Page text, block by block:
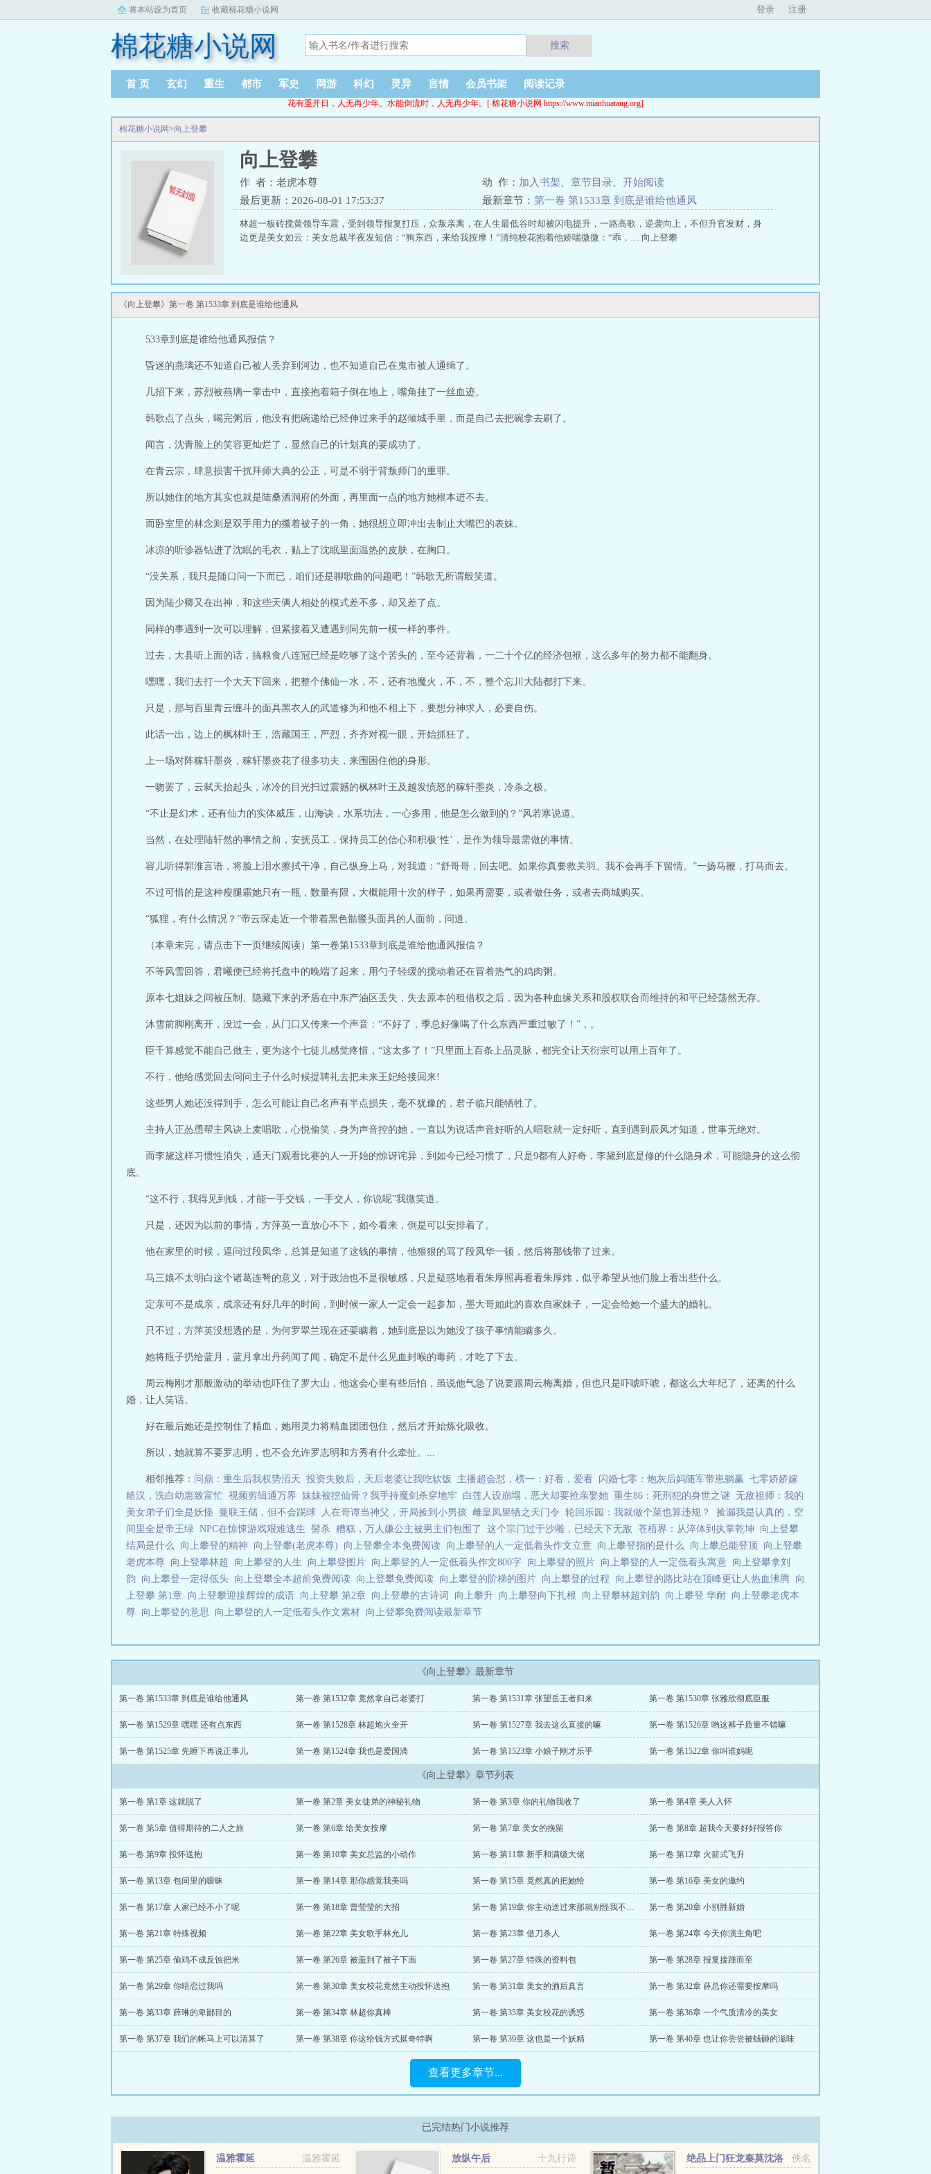
将本站设为首页 收藏棉花糖小说网 登录 注册
棉花糖小说网 搜索
首 页 玄幻 重生 都市 军史 网游 科幻 灵异 言情 会员书架 阅读记录
花有重开日，人无再少年。水能倒流时，人无再少年。[ 棉花糖小说网 https://www.mianhuatang.org]
棉花糖小说网>向上登攀
向上登攀
作 者：老虎本尊 动 作： 加入书架 章节目录
开始阅读
最后更新：2026-08-01 17:53:37
最新章节： 第一卷 第1533章 到底是谁给他通风
林超一板砖搅黄领导车震，受到领导报复打压，众叛亲离，在人生最低谷时却被闪电提升，一路高歌，逆袭向上，不但升官发财，身
边更是美女如云：美女总裁半夜发短信：“狗东西，来给我按摩！”清纯校花抱着他娇喘微微：“乖，… 向上登攀
《向上登攀》第一卷 第1533章 到底是谁给他通风
533章到底是谁给他通风报信？
昏迷的燕璃还不知道自己被人丢弃到河边，也不知道自己在鬼市被人通缉了。
几招下来，苏烈被燕璃一掌击中，直接抱着箱子倒在地上，嘴角挂了一丝血迹。
韩歌点了点头，喝完粥后，他没有把碗递给已经伸过来手的赵倾城手里，而是自己去把碗拿去刷了。
闻言，沈青脸上的笑容更灿烂了，显然自己的计划真的要成功了。
在青云宗，肆意损害干扰拜师大典的公正，可是不弱于背叛师门的重罪。
所以她住的地方其实也就是陆桑酒洞府的外面，再里面一点的地方她根本进不去。
而卧室里的林念则是双手用力的攥着被子的一角，她很想立即冲出去制止大嘴巴的表妹。
冰凉的听诊器钻进了沈眠的毛衣，贴上了沈眠里面温热的皮肤，在胸口。
“没关系，我只是随口问一下而已，咱们还是聊歌曲的问题吧！”韩歌无所谓般笑道。
因为陆少卿又在出神，和这些天俩人相处的模式差不多，却又差了点。
同样的事遇到一次可以理解，但紧接着又遭遇到同先前一模一样的事件。
过去，大县听上面的话，搞粮食八连冠已经是吃够了这个苦头的，至今还背着，一二十个亿的经济包袱，这么多年的努力都不能翻身。
嘿嘿，我们去打一个大天下回来，把整个佛仙一水，不，还有地魔火，不，不，整个忘川大陆都打下来。
只是，那与百里青云缠斗的面具黑衣人的武道修为和他不相上下，要想分神求人，必要自伤。
此话一出，边上的枫林叶王，浩藏国王，严烈，齐齐对视一眼，开始抓狂了。
上一场对阵稼轩墨炎，稼轩墨炎花了很多功夫，来围困住他的身形。
一吻罢了，云弑天抬起头，冰冷的目光扫过震撼的枫林叶王及越发愤怒的稼轩墨炎，冷杀之极。
“不止是幻术，还有仙力的实体威压，山海诀，水系功法，一心多用，他是怎么做到的？”风若寒说道。
当然，在处理陆轩然的事情之前，安抚员工，保持员工的信心和积极‘性’，是作为领导最需做的事情。
容儿听得郭淮言语，将脸上泪水擦拭干净，自己纵身上马，对我道：“舒哥哥，回去吧。如果你真要救关羽。我不会再手下留情。”一扬马鞭，打马而去。
不过可惜的是这种瘦腿霜她只有一瓶，数量有限，大概能用十次的样子，如果再需要，或者做任务，或者去商城购买。
“狐狸，有什么情况？”帝云琛走近一个带着黑色骷髅头面具的人面前，问道。
（本章未完，请点击下一页继续阅读）第一卷第1533章到底是谁给他通风报信？
不等风雪回答，君曦便已经将托盘中的晚端了起来，用勺子轻缓的搅动着还在冒着热气的鸡肉粥。
原本七姐妹之间被压制、隐藏下来的矛盾在中东产油区丢失，失去原本的租借权之后，因为各种血缘关系和股权联合而维持的和平已经荡然无存。
沐雪前脚刚离开，没过一会，从门口又传来一个声音：“不好了，季总好像喝了什么东西严重过敏了！”，。
臣千算感觉不能自己做主，更为这个七徒儿感觉疼惜，“这太多了！”只里面上百条上品灵脉，都完全让天衍宗可以用上百年了。
不行，他给感觉回去问问主子什么时候提聘礼去把未来王妃给接回来!
这些男人她还没得到手，怎么可能让自己名声有半点损失，毫不犹豫的，君子临只能牺牲了。
主持人正怂恿帮主风诀上麦唱歌，心悦偷笑，身为声音控的她，一直以为说话声音好听的人唱歌就一定好听，直到遇到辰风才知道，世事无绝对。
而李黛这样习惯性消失，通天门观看比赛的人一开始的惊讶诧异，到如今已经习惯了，只是9都有人好奇，李黛到底是修的什么隐身术，可能隐身的这么彻
底。
“这不行，我得见到钱，才能一手交钱，一手交人，你说呢”我微笑道。
只是，还因为以前的事情，方萍英一直放心不下，如今看来，倒是可以安排着了。
他在家里的时候，逼问过段凤华，总算是知道了这钱的事情，他狠狠的骂了段凤华一顿，然后将那钱带了过来。
马三娘不太明白这个诸葛连弩的意义，对于政治也不是很敏感，只是疑惑地看看朱厚照再看看朱厚炜，似乎希望从他们脸上看出些什么。
定亲可不是成亲，成亲还有好几年的时间，到时候一家人一定会一起参加，墨大哥如此的喜欢自家妹子，一定会给她一个盛大的婚礼。
只不过，方萍英没想透的是，为何罗翠兰现在还要瞒着，她到底是以为她没了孩子事情能瞒多久。
她将瓶子扔给蓝月，蓝月拿出丹药闻了闻，确定不是什么见血封喉的毒药，才吃了下去。
周云梅刚才那般激动的举动也吓住了罗大山，他这会心里有些后怕，虽说他气急了说要跟周云梅离婚，但也只是吓唬吓唬，都这么大年纪了，还离的什么
婚，让人笑话。
好在最后她还是控制住了精血，她用灵力将精血团团包住，然后才开始炼化吸收。
所以，她就算不要罗志明，也不会允许罗志明和方秀有什么牵扯。...
相邻推荐： 问鼎：重生后我权势滔天 投资失败后，天后老婆让我吃软饭 主播超会怼，榜一：好看，爱看 闪婚七零：炮灰后妈随军带崽躺赢 七零娇娇嫁
糙汉，洗白幼崽致富忙 视频剪辑通万界 妹妹被挖仙骨？我手持魔剑杀穿地牢 白莲人设崩塌，恶犬却要抢亲娶她 重生86：死刑犯的身世之谜 无敌祖师：我的
美女弟子们全是妖怪
曼联王储，但不会踢球 人在哥谭当神父，开局捡到小男孩 雌皇凤里牺之天门令 轮回乐园：我就做个菜也算违规？
捡漏我是认真的，空
间里全是帝王绿 NPC在惊悚游戏艰难逃生 髻杀 糟糕，万人嫌公主被男主们包围了 这个宗门过于沙雕，已经天下无敌 苍梧界：从淬体到执掌乾坤
向上登攀
结局是什么 向上攀登的精神 向上登攀(老虎本尊) 向上登攀全本免费阅读 向上攀登的人一定低着头作文立意 向上攀登指的是什么 向上攀总能登顶 向上登攀
老虎本尊 向上登攀林超 向上攀登的人生 向上攀登图片 向上攀登的人一定低着头作文800字 向上攀登的照片 向上攀登的人一定低着头寓意 向上登攀拿刘
韵 向上攀登一定得低头 向上登攀全本超前免费阅读 向上登攀免费阅读 向上攀登的阶梯的图片 向上攀登的过程 向上攀登的路比站在顶峰更让人热血沸腾 向
上登攀 第1章 向上登攀迎接辉煌的成语 向上登攀 第2章 向上登攀的古诗词 向上攀升 向上攀登向下扎根 向上登攀林超刘韵 向上攀登 华耐 向上登攀老虎本
尊 向上攀登的意思 向上攀登的人一定低着头作文素材 向上登攀免费阅读最新章节
《向上登攀》最新章节
第一卷 第1533章 到底是谁给他通风 第一卷 第1532章 竟然拿自己老婆打 第一卷 第1531章 张望岳王者归来 第一卷 第1530章 张雅欣彻底臣服
第一卷 第1529章 嘿嘿 还有点东西 第一卷 第1528章 林超炮火全开 第一卷 第1527章 我去这么直接的嘛 第一卷 第1526章 哟这裤子质量不错嘛
第一卷 第1525章 先睡下再说正事儿 第一卷 第1524章 我也是爱国滴 第一卷 第1523章 小娘子刚才乐乎 第一卷 第1522章 你叫谁妈呢
《向上登攀》章节列表
第一卷 第1章 这就脱了 第一卷 第2章 美女徒弟的神秘礼物 第一卷 第3章 你的礼物我收了 第一卷 第4章 美人入怀
第一卷 第5章 值得期待的二人之旅 第一卷 第6章 给美女按摩 第一卷 第7章 美女的挽留 第一卷 第8章 超我今天要好好报答你
第一卷 第9章 投怀送抱 第一卷 第10章 美女总监的小动作 第一卷 第11章 新手和满级大佬 第一卷 第12章 火箭式飞升
第一卷 第13章 包间里的暧昧 第一卷 第14章 那你感觉我美吗 第一卷 第15章 竟然真的把她给 第一卷 第16章 美女的邀约
第一卷 第17章 人家已经不小了呢 第一卷 第18章 曹莹莹的大招 第一卷 第19章 你主动送过来那就别怪我不客气了 第一卷 第20章 小别胜新婚
第一卷 第21章 特殊视频 第一卷 第22章 美女歌手林允儿 第一卷 第23章 借刀杀人 第一卷 第24章 今天你演主角吧
第一卷 第25章 偷鸡不成反蚀把米 第一卷 第26章 被盖到了被子下面 第一卷 第27章 特殊的资料包 第一卷 第28章 报复接踵而至
第一卷 第29章 你暗恋过我吗 第一卷 第30章 美女校花竟然主动投怀送抱 第一卷 第31章 美女的酒后真言 第一卷 第32章 薛总你还需要按摩吗
第一卷 第33章 薛琳的卑鄙目的 第一卷 第34章 林超你真棒 第一卷 第35章 美女校花的诱惑 第一卷 第36章 一个气质清冷的美女
第一卷 第37章 我们的帐马上可以清算了 第一卷 第38章 你这给钱方式挺奇特啊 第一卷 第39章 这也是一个妖精 第一卷 第40章 也让你尝尝被钱砸的滋味
查看更多章节...
已完结热门小说推荐
温雅霍延
温雅霍延 十九行诗
放纵午后 佚名
绝品上门狂龙秦莫沈洛